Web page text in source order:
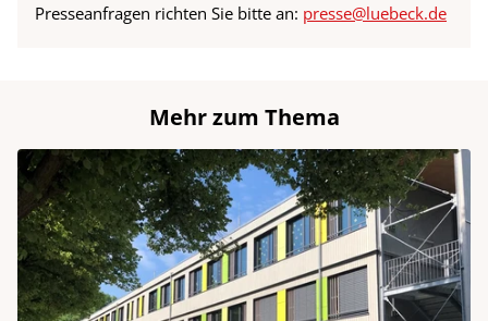
Presseanfragen richten Sie bitte an: presse@luebeck.de
Mehr zum Thema